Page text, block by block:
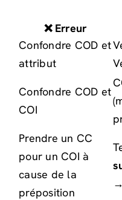
❌ Erreur
Confondre COD et
attribut
Confondre COD et
COI
Prendre un CC
pour un COI à
cause de la
préposition